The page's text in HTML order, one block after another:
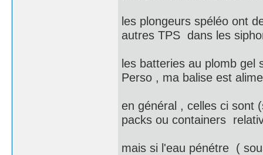
les plongeurs spéléo ont
autres TPS dans les
les batteries au plomb gel
Perso , ma balise est
en général , celles ci sont
packs ou containers
mais si l'eau pénétre (